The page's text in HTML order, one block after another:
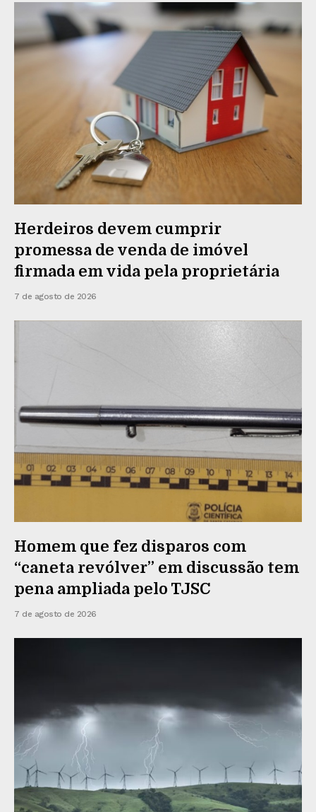
Herdeiros devem cumprir
promessa de venda de imóvel
firmada em vida pela proprietária
7 de agosto de 2026
Homem que fez disparos com
“caneta revólver” em discussão tem
pena ampliada pelo TJSC
7 de agosto de 2026